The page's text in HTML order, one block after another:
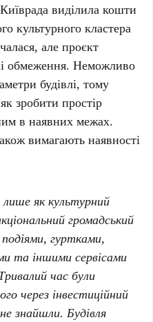
Київрада виділила кошти
культурного кластера
але проєкт
обмеження. Неможливо
будівлі, тому
зробити простір
в наявних межах.
вимагають наявності
лише як культурний
громадський
гуртками,
та іншими сервісами
час були
через інвестиційний
знайшли. Будівля